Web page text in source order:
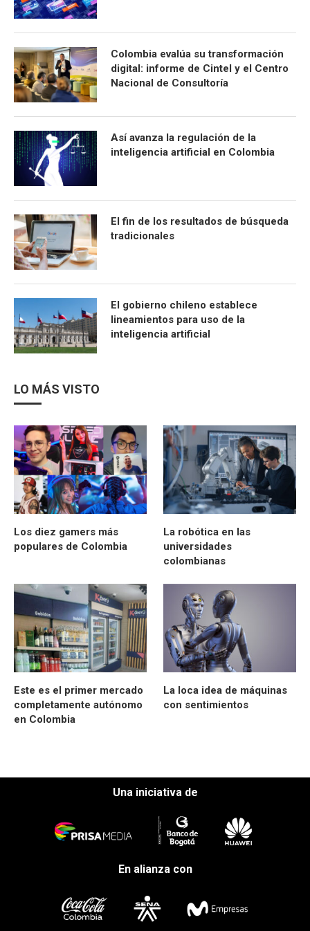
Colombia evalúa su transformación
digital: informe de Cintel y el Centro
Nacional de Consultoría
Así avanza la regulación de la
inteligencia artificial en Colombia
El fin de los resultados de búsqueda
tradicionales
El gobierno chileno establece
lineamientos para uso de la
inteligencia artificial
LO MÁS VISTO
Los diez gamers más
populares de Colombia
La robótica en las
universidades
colombianas
Este es el primer mercado
completamente autónomo
en Colombia
La loca idea de máquinas
con sentimientos
Una iniciativa de
En alianza con